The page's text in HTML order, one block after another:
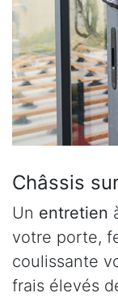
Châssis
Un entretien
votre porte,
coulissante
frais élevés